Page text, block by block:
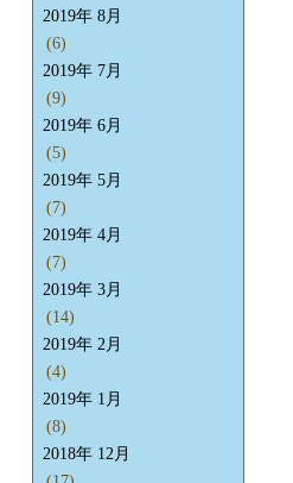
2019年 8月
(6)
2019年 7月
(9)
2019年 6月
(5)
2019年 5月
(7)
2019年 4月
(7)
2019年 3月
(14)
2019年 2月
(4)
2019年 1月
(8)
2018年 12月